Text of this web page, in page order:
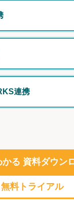
連携
かる 資料ダウン
無料トライアル